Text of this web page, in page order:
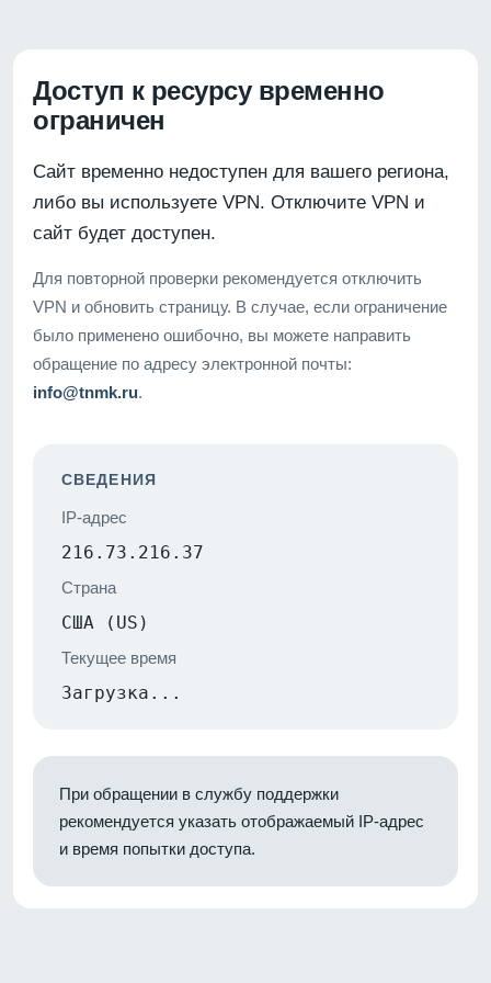
Доступ к ресурсу временно
ограничен
Сайт временно недоступен для вашего региона,
либо вы используете VPN. Отключите VPN и
сайт будет доступен.
Для повторной проверки рекомендуется отключить
VPN и обновить страницу. В случае, если ограничение
было применено ошибочно, вы можете направить
обращение по адресу электронной почты:
info@tnmk.ru.
СВЕДЕНИЯ
IP-адрес
216.73.216.37
Страна
США (US)
Текущее время
Загрузка...
При обращении в службу поддержки
рекомендуется указать отображаемый IP-адрес
и время попытки доступа.